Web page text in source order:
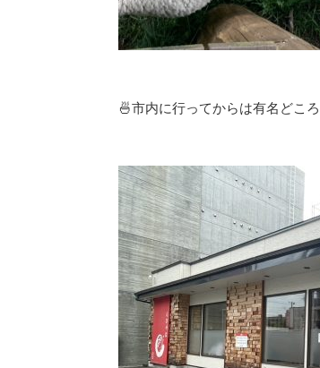
🍜市内に行ってからは有名どこ